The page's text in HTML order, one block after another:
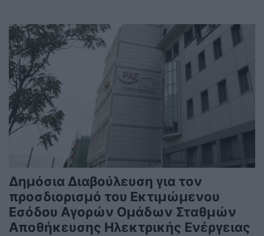
Δημόσια Διαβούλευση για τον
προσδιορισμό του Εκτιμώμενου
Εσόδου Αγορών Ομάδων Σταθμών
Αποθήκευσης Ηλεκτρικής Ενέργειας